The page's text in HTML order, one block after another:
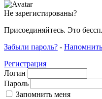
Не зарегистированы?
Присоединяйтесь. Это
Забыли пароль? -
Регистрация
Логин
Пароль
Запомнить меня